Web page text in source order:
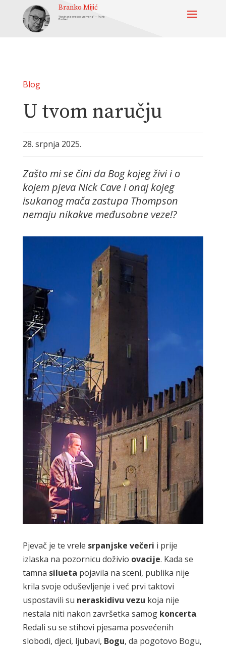
Branko Mijić
“Novinar je svjedok vremena” — Frane
Barbieri
Blog
U tvom naručju
28. srpnja 2025.
Zašto mi se čini da Bog kojeg živi i o
kojem pjeva Nick Cave i onaj kojeg
isukanog mača zastupa Thompson
nemaju nikakve međusobne veze!?
Pjevač je te vrele srpanjske večeri i prije
izlaska na pozornicu doživio ovacije. Kada se
tamna silueta pojavila na sceni, publika nije
krila svoje oduševljenje i već prvi taktovi
uspostavili su neraskidivu vezu koja nije
nestala niti nakon završetka samog koncerta.
Redali su se stihovi pjesama posvećenih
slobodi, djeci, ljubavi, Bogu, da pogotovo Bogu,